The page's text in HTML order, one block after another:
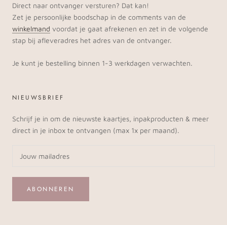
Direct naar ontvanger versturen? Dat kan!
Zet je persoonlijke boodschap in de comments van de
winkelmand voordat je gaat afrekenen en zet in de volgende
stap bij afleveradres het adres van de ontvanger.
Je kunt je bestelling binnen 1-3 werkdagen verwachten.
NIEUWSBRIEF
Schrijf je in om de nieuwste kaartjes, inpakproducten & meer
direct in je inbox te ontvangen (max 1x per maand).
ABONNEREN